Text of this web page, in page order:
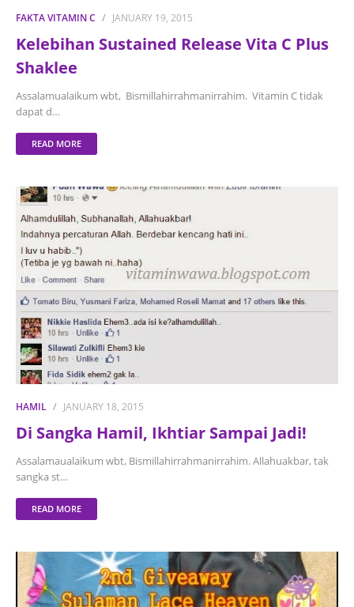
FAKTA VITAMIN C JANUARY 19, 2015
Kelebihan Sustained Release Vita C Plus
Shaklee
Assalamualaikum wbt, Bismillahirrahmanirrahim. Vitamin C tidak
dapat d…
READ MORE
HAMIL JANUARY 18, 2015
Di Sangka Hamil, Ikhtiar Sampai Jadi!
Assalamaualaikum wbt, Bismillahirrahmanirrahim. Allahuakbar, tak
sangka st…
READ MORE